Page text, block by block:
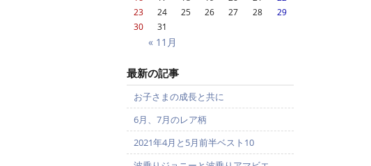
« 11月
23
24 25 26 27 28
29
30
31
最新の記事
お子さまの成長と共に
6月、7月のレア柄
2021年4月と5月前半ベスト10